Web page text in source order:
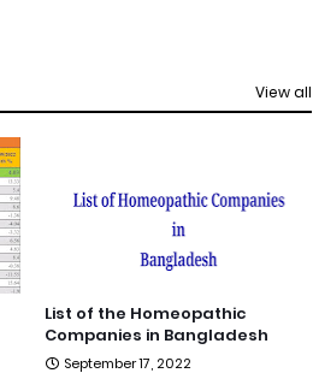
View all
List of the Homeopathic
Companies in Bangladesh
September 17, 2022